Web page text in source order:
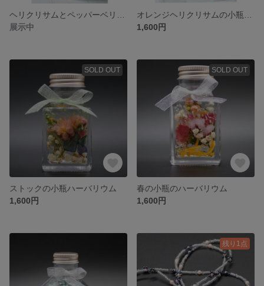
展示中
1,600円
SOLD OUT
ストックの小瓶ハーバリウム
1,600円
SOLD OUT
春の小瓶のハーバリウム
1,600円
残り1点